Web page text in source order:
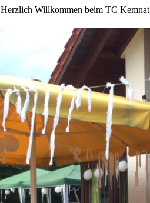
Herzlich Willkommen beim TC Kemnat